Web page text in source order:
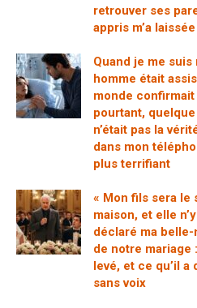
retrouver ses
appris m’a
Quand je me
homme était
monde confirmait
pourtant,
n’était pas la
dans mon
plus terrifiant
« Mon fils sera le
maison, et elle
déclaré ma
de notre mariage
levé, et ce qu’il a
sans voix